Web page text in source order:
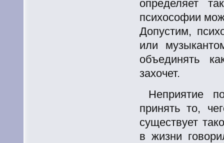
определяет
психософии
Допустим,
или
объединять
захочет.
Неприятие
принять то,
существует
в жизни